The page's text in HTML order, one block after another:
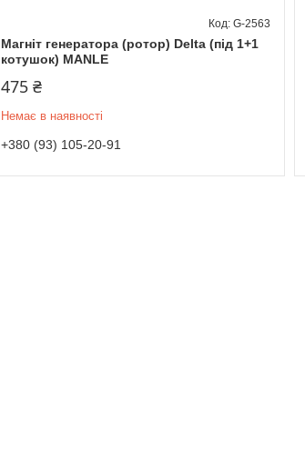
Магніт генератора (ротор) Delta (під 1+1
котушок) MANLE
G-2563
475 ₴
Немає в наявності
+380 (93) 105-20-91